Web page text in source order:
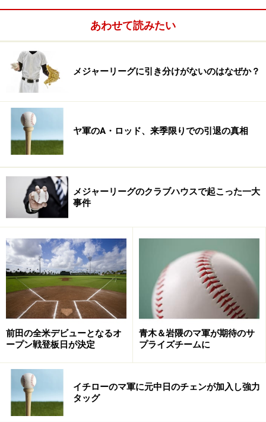
う。
その点、上原は衰えを知らない。7月7日（日本時間8
日）のマーリンズ戦で、佐々木主浩（元マリナーズ）に
次ぐ日本選手2人目となる3年連続20セーブをマーク。し
かし、8月7日（同8日）のタイガース戦で右手首に打球
を当てて骨折、今季絶望となってしまった。クローザー
としての今季の成績は、43試合、2勝4敗25セーブ、防御
率2．23。
「いまはケガで試合に出られない悔しさはある。でも来
年も契約を残しているんだから、どうにかして来年こそ
は」と来季の復活を誓った。
あわせて読みたい
メジャーリーグに引き分けがないのはなぜか？
ヤ軍のA・ロッド、来季限りでの引退の真相
メジャーリーグのクラブハウスで起こった一大
事件
前田の全米デビューとなるオ
ープン戦登板日が決定
青木＆岩隈のマ軍が期待のサ
プライズチームに
イチローのマ軍に元中日のチェンが加入し強力
タッグ